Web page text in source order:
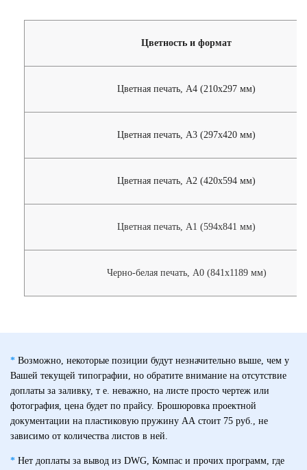
Цветность и формат
Цветная печать, А4 (210х297 мм)
Цветная печать, А3 (297х420 мм)
Цветная печать, А2 (420х594 мм)
Цветная печать, А1 (594х841 мм)
Черно-белая печать, А0 (841х1189 мм)
* Возможно, некоторые позиции будут незначительно выше, чем у
Вашей текущей типографии, но обратите внимание на отсутствие
доплаты за заливку, т е. неважно, на листе просто чертеж или
фотография, цена будет по прайсу. Брошюровка проектной
документации на пластиковую пружину АА стоит 75 руб., не
зависимо от количества листов в ней.
* Нет доплаты за вывод из DWG, Компас и прочих программ, где